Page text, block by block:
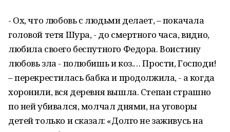
- Ох, что любовь с людьми делает, – покачала
головой тетя Шура, - до смертного часа, видно,
любила своего беспутного Федора. Воистину
любовь зла - полюбишь и коз.… Прости, Господи!
– перекрестилась бабка и продолжила, - а когда
хоронили, вся деревня вышла. Степан страшно
по ней убивался, молчал днями, на уговоры
детей только и сказал: «Долго не заживусь на